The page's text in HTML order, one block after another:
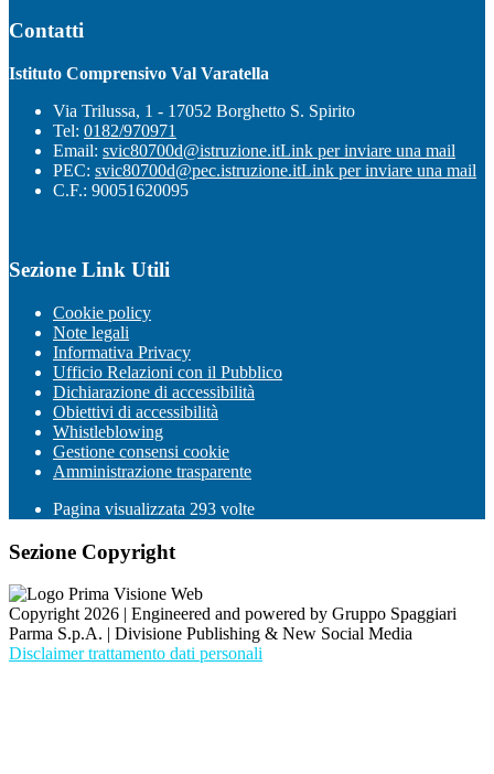
Contatti
Istituto Comprensivo Val Varatella
Via Trilussa, 1 - 17052 Borghetto S. Spirito
Tel: 0182/970971
Email: svic80700d@istruzione.itLink per inviare una mail
PEC: svic80700d@pec.istruzione.itLink per inviare una mail
C.F.: 90051620095
Sezione Link Utili
Cookie policy
Note legali
Informativa Privacy
Ufficio Relazioni con il Pubblico
Dichiarazione di accessibilità
Obiettivi di accessibilità
Whistleblowing
Gestione consensi cookie
Amministrazione trasparente
Pagina visualizzata 293 volte
Sezione Copyright
Copyright 2026 | Engineered and powered by Gruppo Spaggiari
Parma S.p.A. | Divisione Publishing & New Social Media
Disclaimer trattamento dati personali